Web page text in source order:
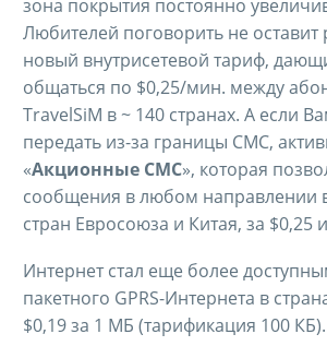
зона покрытия постоянно
Любителей поговорить не
новый внутрисетевой тариф,
общаться по $0,25/мин. между
TravelSiM в ~ 140 странах. А если
передать из-за границы СМС,
«Акционные СМС», которая
сообщения в любом направлении
стран Евросоюза и Китая, за $0,25
Интернет стал еще более
пакетного GPRS-Интернета в
$0,19 за 1 МБ (тарификация 100 КБ).